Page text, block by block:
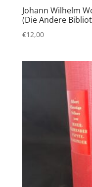
Johann Wilhelm
(Die Andere
€12,00